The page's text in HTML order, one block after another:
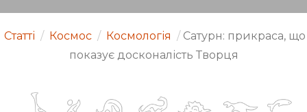
Статті / Космос / Космологія / Сатурн: прикраса, що
показує досконалість Творця